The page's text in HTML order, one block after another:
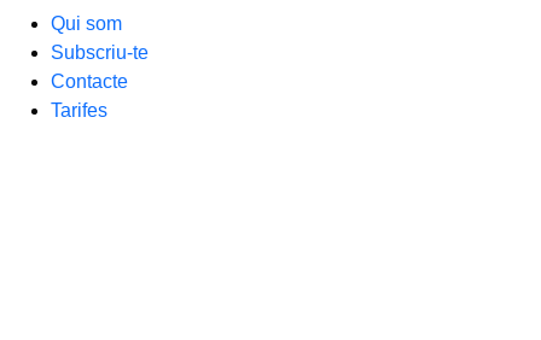
Qui som
Subscriu-te
Contacte
Tarifes